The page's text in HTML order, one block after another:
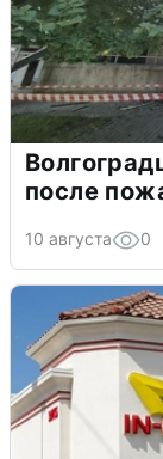
после
10 августа 0